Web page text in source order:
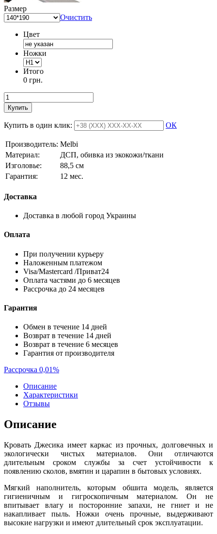
Размер
Очистить
Цвет
Ножки
Итого
0 грн.
Купить
Купить в один клик: ОК
Производитель: Melbi
Материал:
ДСП, обивка из экокожи/ткани
Изголовье:
88,5 см
Гарантия:
12 мес.
Доставка
Доставка в любой город Украины
Оплата
При получении курьеру
Наложенным платежом
Visa/Mastercard /Приват24
Оплата частями до 6 месяцев
Рассрочка до 24 месяцев
Гарантия
Обмен в течение 14 дней
Возврат в течение 14 дней
Возврат в течение 6 месяцев
Гарантия от производителя
Рассрочка 0,01%
Описание
Характеристики
Отзывы
Описание
Кровать Джесика имеет каркас из прочных, долговечных и
экологически чистых материалов. Они отличаются
длительным сроком службы за счет устойчивости к
появлению сколов, вмятин и царапин в бытовых условиях.
Мягкий наполнитель, которым обшита модель, является
гигиеничным и гигроскопичным материалом. Он не
впитывает влагу и посторонние запахи, не гниет и не
накапливает пыль. Ножки очень прочные, выдерживают
высокие нагрузки и имеют длительный срок эксплуатации.